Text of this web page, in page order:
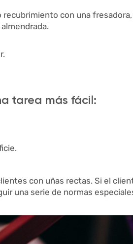
con una
tarea más fácil:
con uñas rectas. Si el
una serie de normas